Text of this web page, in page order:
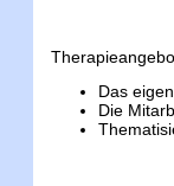
Das
Die